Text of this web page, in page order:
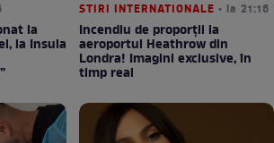
la
la Insula
STIRI INTERNATIONALE • la 21:16
Incendiu de proporții la
aeroportul Heathrow din
Londra! Imagini exclusive, în
timp real